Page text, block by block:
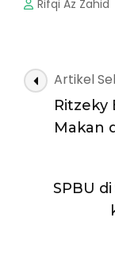
Rifqi Az Zahid
Navigasi
Artikel
Artikel
Ritzeky
Makan
SPBU